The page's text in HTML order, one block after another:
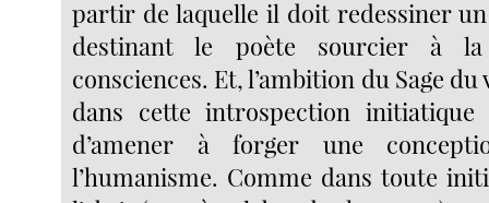
partir de laquelle il doit redessiner
destinant le poète sourcier à
consciences. Et, l’ambition du Sage
dans cette introspection
d’amener à forger une
l’humanisme. Comme dans toute